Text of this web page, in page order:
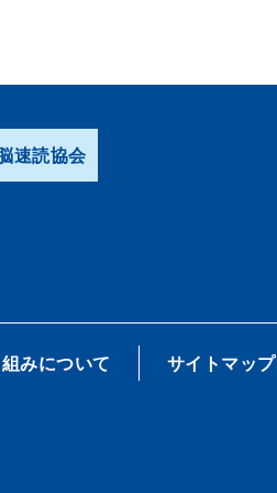
速読協会
みについて サイトマップ